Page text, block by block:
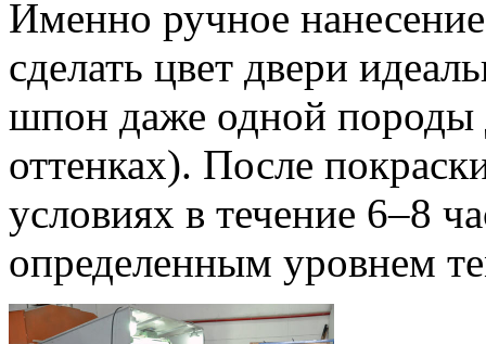
Именно ручное
сделать цвет двери
шпон даже одной породы
оттенках). После
условиях в течение 6–8
определенным уровнем